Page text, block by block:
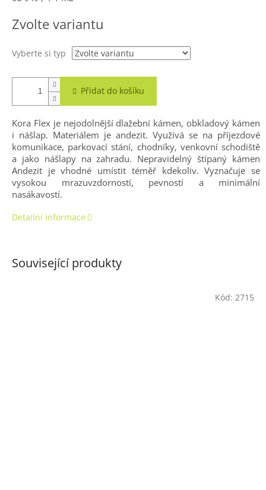
Zvolte variantu
Vyberte si typ
Přidat do košíku
Kora Flex je nejodolnější dlažební kámen, obkladový kámen
i nášlap. Materiálem je andezit. Využívá se na příjezdové
komunikace, parkovací stání, chodníky, venkovní schodiště
a jako nášlapy na zahradu. Nepravidelný štípaný kámen
Andezit je vhodné umístit téměř kdekoliv. Vyznačuje se
vysokou mrazuvzdorností, pevností a minimální
nasákavostí.
Detailní informace
Související produkty
Kód: 2715